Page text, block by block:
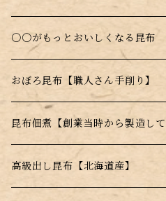
料理に入れるだけで昆布本来の味
お湯を注ぐだけのスープの素
電子レンジで簡単調理！
水戻し不要！料理にそのまま投入
〇〇がもっとおいしくなる昆布
おぼろ昆布【職人さん手削り】
昆布佃煮【創業当時から製造して
ごま昆布
高級出し昆布【北海道産】